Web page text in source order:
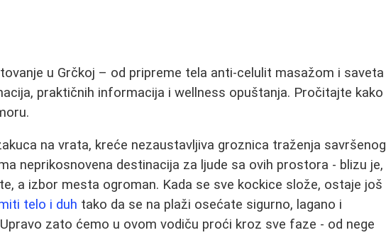
u Grčkoj – od pripreme tela anti-celulit masažom i saveta
praktičnih informacija i wellness opuštanja. Pročitajte kako
na vrata, kreće nezaustavljiva groznica traženja savršenog
neprikosnovena destinacija za ljude sa ovih prostora - blizu je,
a izbor mesta ogroman. Kada se sve kockice slože, ostaje još
telo i duh tako da se na plaži osećate sigurno, lagano i
zato ćemo u ovom vodiču proći kroz sve faze - od nege